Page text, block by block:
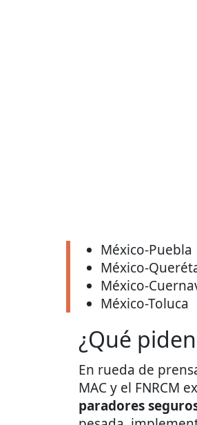
México-Puebla
México-
México-
México-Toluca
¿Qué
En rueda de
MAC y el FNRCM
paradores